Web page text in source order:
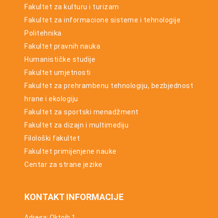
Fakultet za kulturu i turizam
Fakultet za informacione sisteme i tehnologije
Politehnika
Fakultet pravnih nauka
Humanističke studije
Fakultet umjetnosti
Fakultet za prehrambenu tehnologiju, bezbjednost
hrane i ekologiju
Fakultet za sportski menadžment
Fakultet za dizajn i multimediju
Filološki fakultet
Fakultet primijenjene nauke
Centar za strane jezike
KONTAKT INFORMACIJE